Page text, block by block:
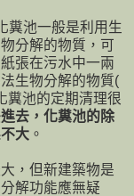
糞池一般是利用生
分解的物質，可
張在污水中一兩
生物分解的物質(
糞池的定期清理很
去，化糞池的除
大 。
，但新建築物是
解功能應無疑